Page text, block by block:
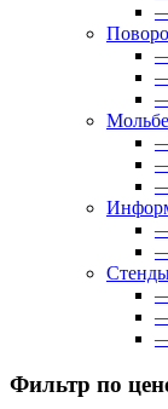
—
—
Фильтр по